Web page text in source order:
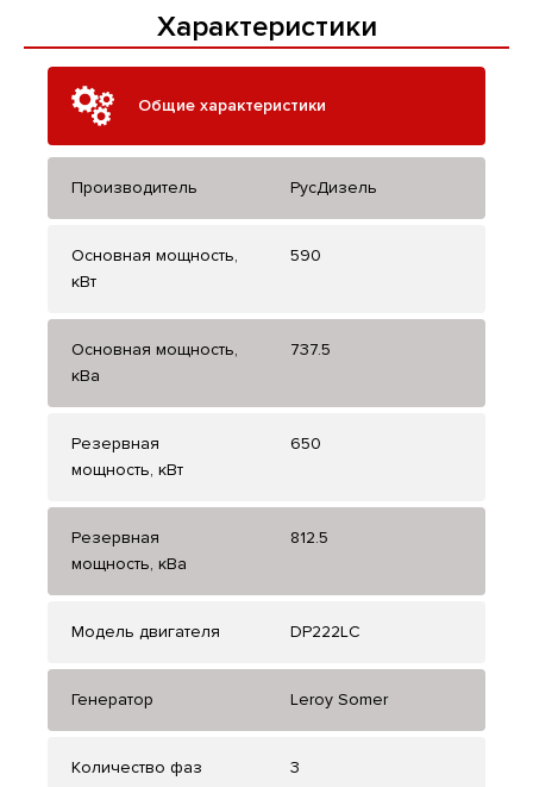
Характеристики
Общие характеристики
Производитель РусДизель
Основная мощность,
кВт
590
Основная мощность,
кВа
737.5
Резервная
мощность, кВт
650
Резервная
мощность, кВа
812.5
Модель двигателя DP222LC
Генератор Leroy Somer
Количество фаз 3